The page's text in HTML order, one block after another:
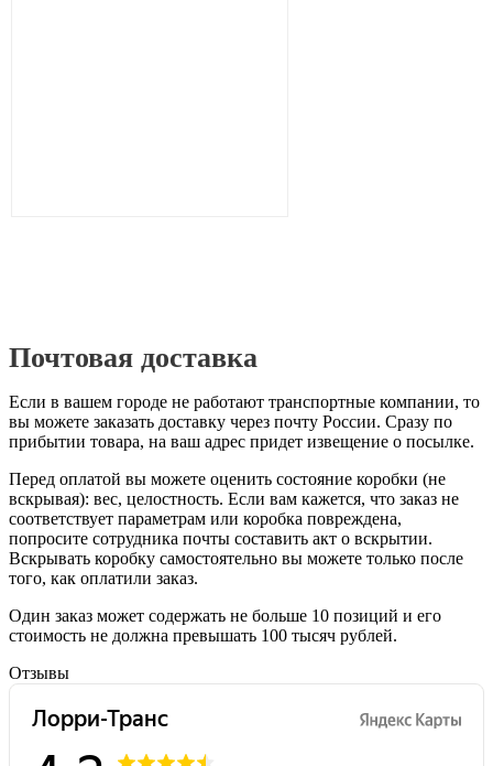
Почтовая доставка
Если в вашем городе не работают транспортные компании, то
вы можете заказать доставку через почту России. Сразу по
прибытии товара, на ваш адрес придет извещение о посылке.
Перед оплатой вы можете оценить состояние коробки (не
вскрывая): вес, целостность. Если вам кажется, что заказ не
соответствует параметрам или коробка повреждена,
попросите сотрудника почты составить акт о вскрытии.
Вскрывать коробку самостоятельно вы можете только после
того, как оплатили заказ.
Один заказ может содержать не больше 10 позиций и его
стоимость не должна превышать 100 тысяч рублей.
Отзывы